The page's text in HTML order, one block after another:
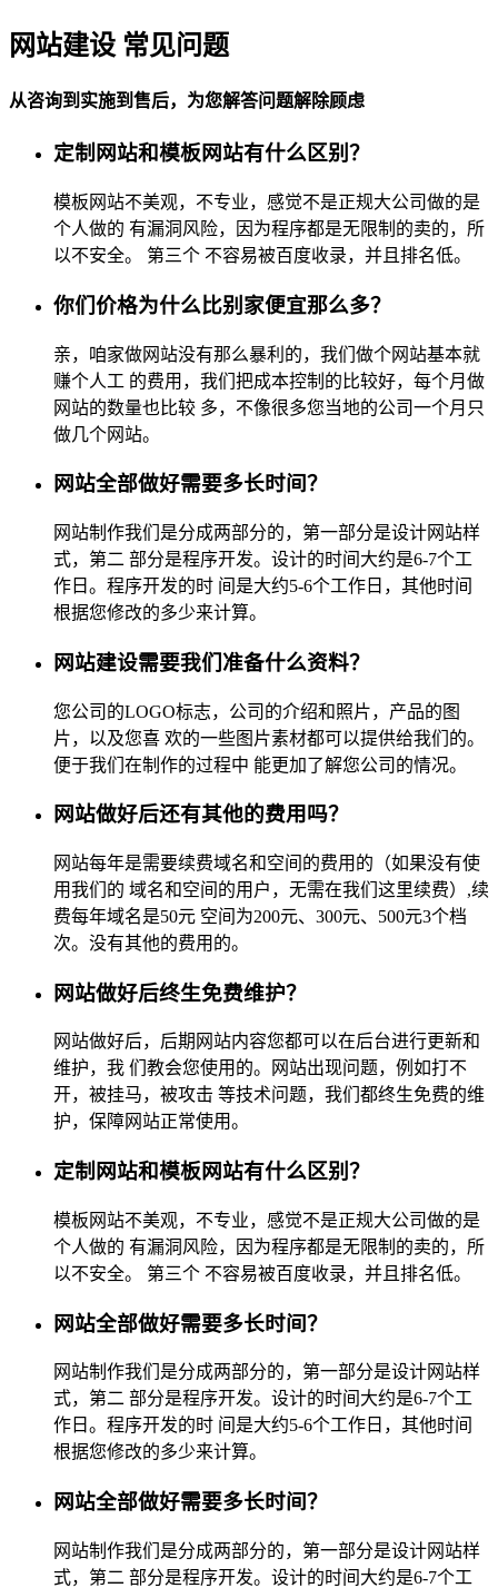
网站建设 常见问题
从咨询到实施到售后，为您解答问题解除顾虑
定制网站和模板网站有什么区别？
模板网站不美观，不专业，感觉不是正规大公司做的是
个人做的 有漏洞风险，因为程序都是无限制的卖的，所
以不安全。 第三个 不容易被百度收录，并且排名低。
你们价格为什么比别家便宜那么多？
亲，咱家做网站没有那么暴利的，我们做个网站基本就
赚个人工 的费用，我们把成本控制的比较好，每个月做
网站的数量也比较 多，不像很多您当地的公司一个月只
做几个网站。
网站全部做好需要多长时间？
网站制作我们是分成两部分的，第一部分是设计网站样
式，第二 部分是程序开发。设计的时间大约是6-7个工
作日。程序开发的时 间是大约5-6个工作日，其他时间
根据您修改的多少来计算。
网站建设需要我们准备什么资料？
您公司的LOGO标志，公司的介绍和照片，产品的图
片，以及您喜 欢的一些图片素材都可以提供给我们的。
便于我们在制作的过程中 能更加了解您公司的情况。
网站做好后还有其他的费用吗？
网站每年是需要续费域名和空间的费用的（如果没有使
用我们的 域名和空间的用户，无需在我们这里续费）,续
费每年域名是50元 空间为200元、300元、500元3个档
次。没有其他的费用的。
网站做好后终生免费维护？
网站做好后，后期网站内容您都可以在后台进行更新和
维护，我 们教会您使用的。网站出现问题，例如打不
开，被挂马，被攻击 等技术问题，我们都终生免费的维
护，保障网站正常使用。
定制网站和模板网站有什么区别？
模板网站不美观，不专业，感觉不是正规大公司做的是
个人做的 有漏洞风险，因为程序都是无限制的卖的，所
以不安全。 第三个 不容易被百度收录，并且排名低。
网站全部做好需要多长时间？
网站制作我们是分成两部分的，第一部分是设计网站样
式，第二 部分是程序开发。设计的时间大约是6-7个工
作日。程序开发的时 间是大约5-6个工作日，其他时间
根据您修改的多少来计算。
网站全部做好需要多长时间？
网站制作我们是分成两部分的，第一部分是设计网站样
式，第二 部分是程序开发。设计的时间大约是6-7个工